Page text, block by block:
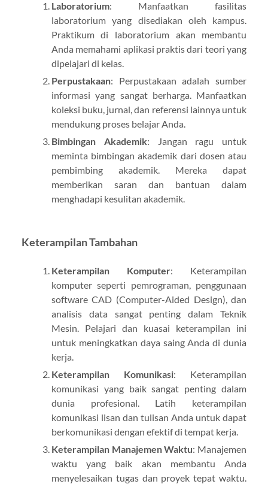
Laboratorium: Manfaatkan fasilitas
laboratorium yang disediakan oleh kampus.
Praktikum di laboratorium akan membantu
Anda memahami aplikasi praktis dari teori yang
dipelajari di kelas.
Perpustakaan: Perpustakaan adalah sumber
informasi yang sangat berharga. Manfaatkan
koleksi buku, jurnal, dan referensi lainnya untuk
mendukung proses belajar Anda.
Bimbingan Akademik: Jangan ragu untuk
meminta bimbingan akademik dari dosen atau
pembimbing akademik. Mereka dapat
memberikan saran dan bantuan dalam
menghadapi kesulitan akademik.
Keterampilan Tambahan
Keterampilan Komputer: Keterampilan
komputer seperti pemrograman, penggunaan
software CAD (Computer-Aided Design), dan
analisis data sangat penting dalam Teknik
Mesin. Pelajari dan kuasai keterampilan ini
untuk meningkatkan daya saing Anda di dunia
kerja.
Keterampilan Komunikasi: Keterampilan
komunikasi yang baik sangat penting dalam
dunia profesional. Latih keterampilan
komunikasi lisan dan tulisan Anda untuk dapat
berkomunikasi dengan efektif di tempat kerja.
Keterampilan Manajemen Waktu: Manajemen
waktu yang baik akan membantu Anda
menyelesaikan tugas dan proyek tepat waktu.